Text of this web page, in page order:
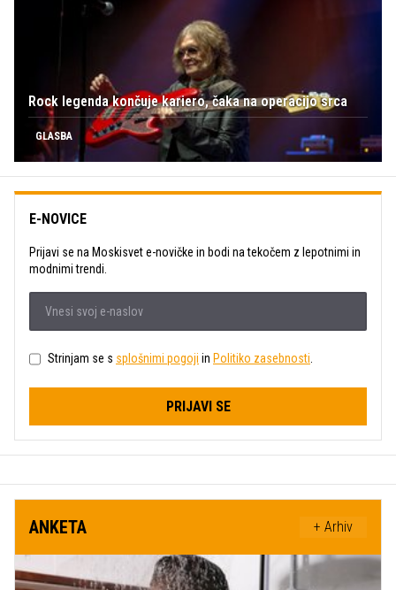
Rock legenda končuje kariero, čaka na operacijo srca
GLASBA
E-NOVICE
Prijavi se na Moskisvet e-novičke in bodi na tekočem z lepotnimi in
modnimi trendi.
Strinjam se s splošnimi pogoji in Politiko zasebnosti.
PRIJAVI SE
ANKETA + Arhiv